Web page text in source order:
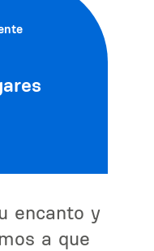
encanto y
a que